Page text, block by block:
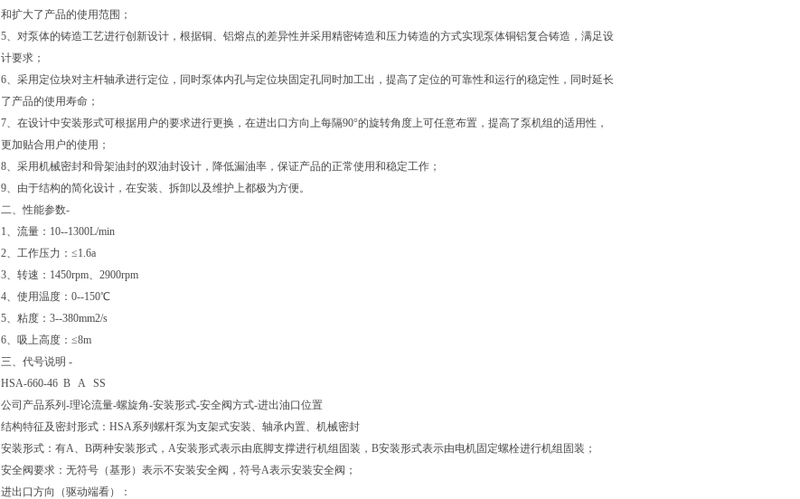
和扩大了产品的使用范围；
5、对泵体的铸造工艺进行创新设计，根据铜、铝熔点的差异性并采用精密铸造和压力铸造的方式实现泵体铜铝复合铸造，满足设
计要求；
6、采用定位块对主杆轴承进行定位，同时泵体内孔与定位块固定孔同时加工出，提高了定位的可靠性和运行的稳定性，同时延长
了产品的使用寿命；
7、在设计中安装形式可根据用户的要求进行更换，在进出口方向上每隔90°的旋转角度上可任意布置，提高了泵机组的适用性，
更加贴合用户的使用；
8、采用机械密封和骨架油封的双油封设计，降低漏油率，保证产品的正常使用和稳定工作；
9、由于结构的简化设计，在安装、拆卸以及维护上都极为方便。
二、性能参数-
1、流量：10--1300L/min
2、工作压力：≤1.6a
3、转速：1450rpm、2900rpm
4、使用温度：0--150℃
5、粘度：3--380mm2/s
6、吸上高度：≤8m
三、代号说明 -
HSA-660-46 B A SS
公司产品系列-理论流量-螺旋角-安装形式-安全阀方式-进出油口位置
结构特征及密封形式：HSA系列螺杆泵为支架式安装、轴承内置、机械密封
安装形式：有A、B两种安装形式，A安装形式表示由底脚支撑进行机组固装，B安装形式表示由电机固定螺栓进行机组固装；
安全阀要求：无符号（基形）表示不安装安全阀，符号A表示安装安全阀；
进出口方向（驱动端看）：